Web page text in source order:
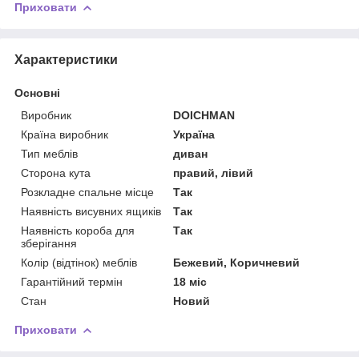
Приховати
Характеристики
Основні
Виробник
DOICHMAN
Країна виробник
Україна
Тип меблів
диван
Сторона кута
правий, лівий
Розкладне спальне місце
Так
Наявність висувних ящиків
Так
Наявність короба для
зберігання
Так
Колір (відтінок) меблів
Бежевий, Коричневий
Гарантійний термін
18 міс
Стан
Новий
Приховати